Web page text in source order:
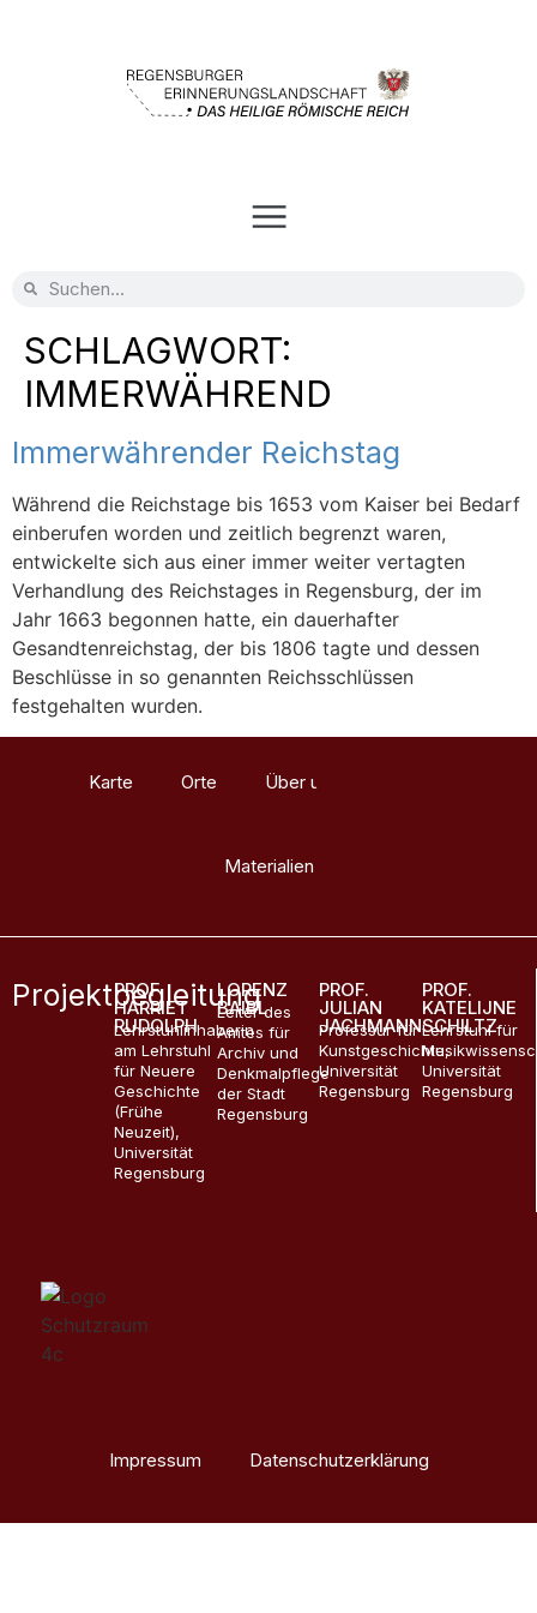
SCHLAGWORT:
IMMERWÄHREND
Immerwährender Reichstag
Während die Reichstage bis 1653 vom Kaiser bei Bedarf
einberufen worden und zeitlich begrenzt waren,
entwickelte sich aus einer immer weiter vertagten
Verhandlung des Reichstages in Regensburg, der im
Jahr 1663 begonnen hatte, ein dauerhafter
Gesandtenreichstag, der bis 1806 tagte und dessen
Beschlüsse in so genannten Reichsschlüssen
festgehalten wurden.
Karte Orte Über uns
Materialien
Projektbegleitung
PROF.
HARRIET
RUDOLPH
Lehrstuhlinhaberin
am Lehrstuhl
für Neuere
Geschichte
(Frühe
Neuzeit),
Universität
Regensburg
LORENZ
BAIBL
Leiter des
Amtes für
Archiv und
Denkmalpflege
der Stadt
Regensburg
PROF.
JULIAN
JACHMANN
Professur für
Kunstgeschichte,
Universität
Regensburg
PROF.
KATELIJNE
SCHILTZ
Lehrstuhl für
Universität
Regensburg
Impressum Datenschutzerklärung